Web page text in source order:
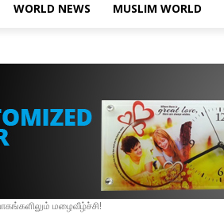
WORLD NEWS MUSLIM WORLD
மழைவீழ்ச்சி!